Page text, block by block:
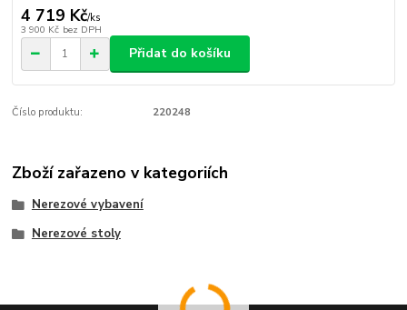
4 719 Kč/ks
3 900 Kč bez DPH
Přidat do košíku
Číslo produktu: 220248
Zboží zařazeno v kategoriích
Nerezové vybavení
Nerezové stoly